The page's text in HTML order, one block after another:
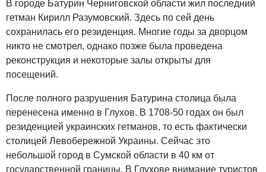
В городе Батурин Черниговской области жил последний
гетман Кирилл Разумовский. Здесь по сей день
сохранилась его резиденция. Многие годы за дворцом
никто не смотрел, однако позже была проведена
реконструкция и некоторые залы открыты для
посещений.
После полного разрушения Батурина столица была
перенесена именно в Глухов. В 1708-50 годах он был
резиденцией украинских гетманов, то есть фактически
столицей Левобережной Украины. Сейчас это
небольшой город в Сумской области в 40 км от
государственной границы. В Глухове внимание туристов